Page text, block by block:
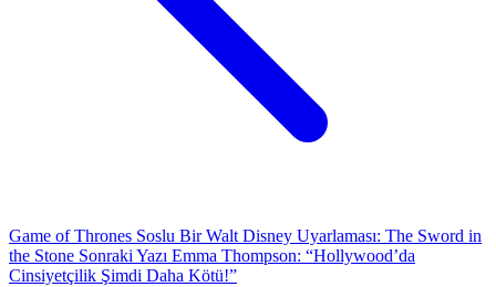
Game of Thrones Soslu Bir Walt Disney Uyarlaması: The Sword in
the Stone Sonraki Yazı Emma Thompson: “Hollywood’da
Cinsiyetçilik Şimdi Daha Kötü!”